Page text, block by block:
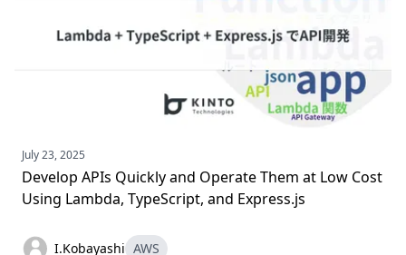
July 23, 2025
Develop APIs Quickly and Operate Them at Low Cost
Using Lambda, TypeScript, and Express.js
I.Kobayashi AWS